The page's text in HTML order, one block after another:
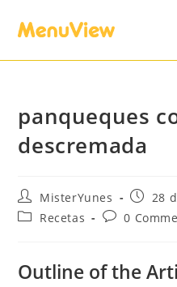
panqueques
descremada
MisterYunes
28
Recetas
0
Outline of the